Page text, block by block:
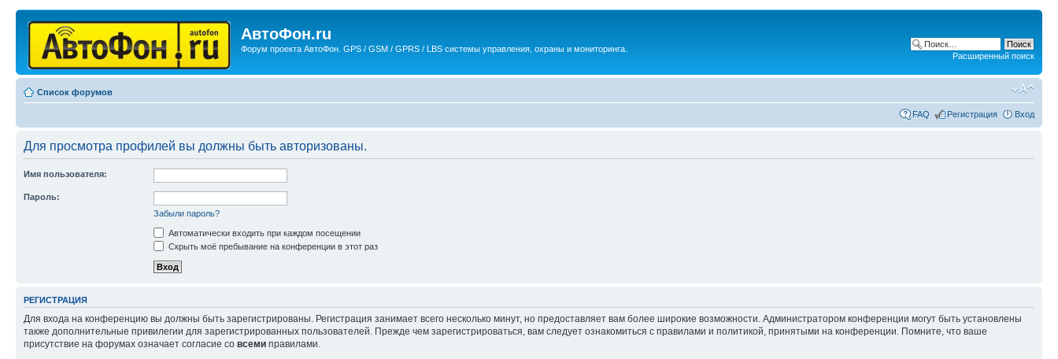
АвтоФон.ru
Форум проекта АвтоФон. GPS / GSM / GPRS / LBS системы управления, охраны и мониторинга.
Расширенный поиск
Список форумов
FAQ Регистрация Вход
Для просмотра профилей вы должны быть авторизованы.
Имя пользователя:
Пароль:
Забыли пароль?
Автоматически входить при каждом посещении
Скрыть моё пребывание на конференции в этот раз
РЕГИСТРАЦИЯ
Для входа на конференцию вы должны быть зарегистрированы. Регистрация занимает всего несколько минут, но предоставляет вам более широкие возможности. Администратором конференции могут быть установлены
также дополнительные привилегии для зарегистрированных пользователей. Прежде чем зарегистрироваться, вам следует ознакомиться с правилами и политикой, принятыми на конференции. Помните, что ваше
присутствие на форумах означает согласие со всеми правилами.